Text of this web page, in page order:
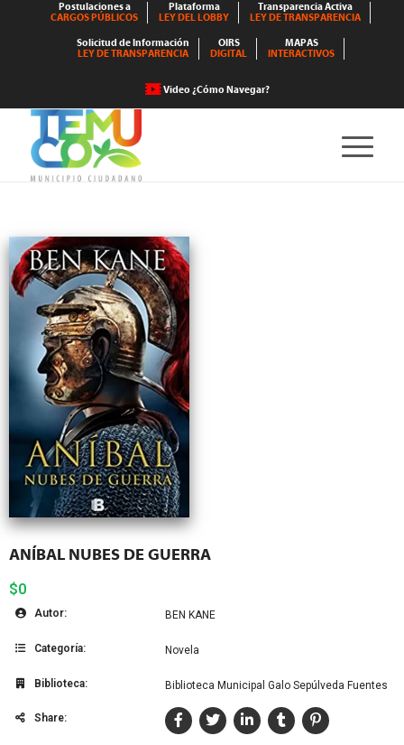
Postulaciones a
CARGOS PÚBLICOS
Plataforma
LEY DEL LOBBY
Transparencia Activa
LEY DE TRANSPARENCIA
Solicitud de Información
LEY DE TRANSPARENCIA
OIRS
DIGITAL
MAPAS
INTERACTIVOS
Video ¿Cómo Navegar?
ANÍBAL NUBES DE GUERRA
$0
Autor: BEN KANE
Categoría: Novela
Biblioteca: Biblioteca Municipal Galo Sepúlveda Fuentes
Share: